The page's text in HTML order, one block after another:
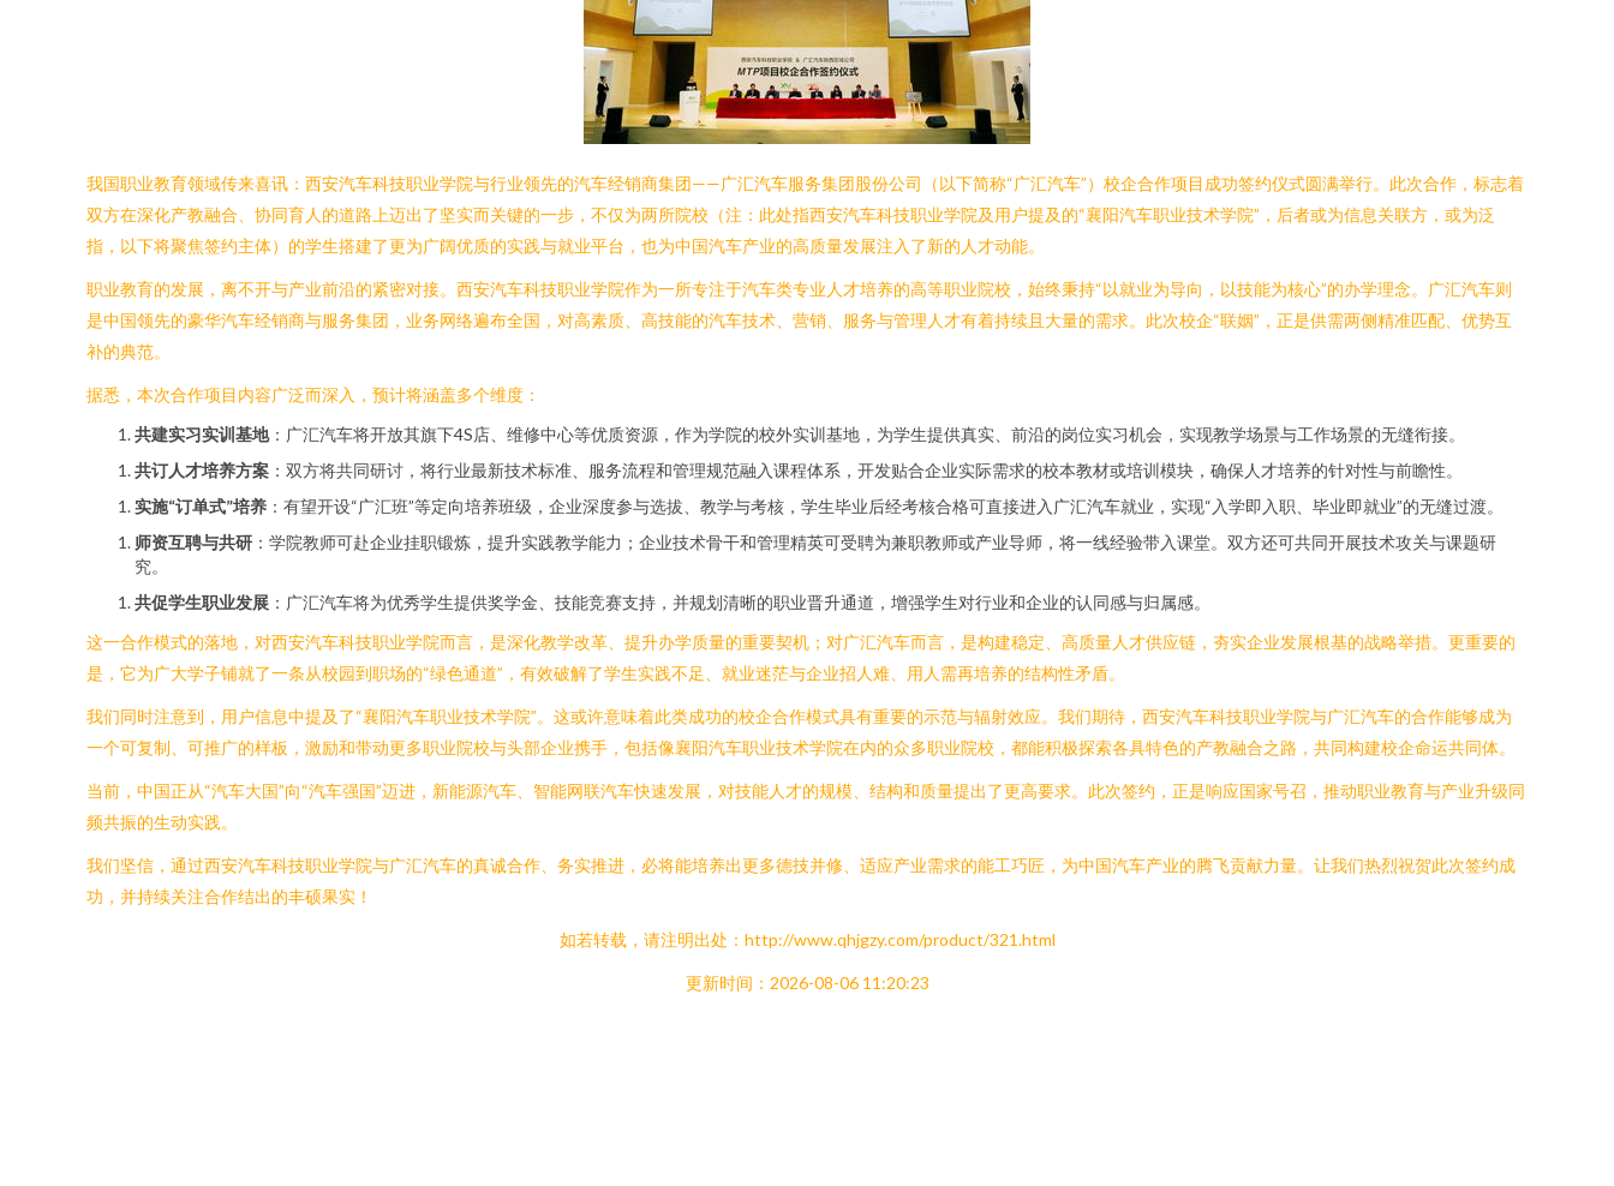
我国职业教育领域传来喜讯：西安汽车科技职业学院与行业领先的汽车经销商集团——广汇汽车服务集团股份公司（以下简称“广汇汽车”）校企合作项目成功签约仪式圆满举行。此次合作，标志着
双方在深化产教融合、协同育人的道路上迈出了坚实而关键的一步，不仅为两所院校（注：此处指西安汽车科技职业学院及用户提及的“襄阳汽车职业技术学院”，后者或为信息关联方，或为泛
指，以下将聚焦签约主体）的学生搭建了更为广阔优质的实践与就业平台，也为中国汽车产业的高质量发展注入了新的人才动能。
职业教育的发展，离不开与产业前沿的紧密对接。西安汽车科技职业学院作为一所专注于汽车类专业人才培养的高等职业院校，始终秉持“以就业为导向，以技能为核心”的办学理念。广汇汽车则
是中国领先的豪华汽车经销商与服务集团，业务网络遍布全国，对高素质、高技能的汽车技术、营销、服务与管理人才有着持续且大量的需求。此次校企“联姻”，正是供需两侧精准匹配、优势互
补的典范。
据悉，本次合作项目内容广泛而深入，预计将涵盖多个维度：
共建实习实训基地：广汇汽车将开放其旗下4S店、维修中心等优质资源，作为学院的校外实训基地，为学生提供真实、前沿的岗位实习机会，实现教学场景与工作场景的无缝衔接。
共订人才培养方案 ：双方将共同研讨，将行业最新技术标准、服务流程和管理规范融入课程体系，开发贴合企业实际需求的校本教材或培训模块，确保人才培养的针对性与前瞻性。
实施“订单式”培养 ：有望开设“广汇班”等定向培养班级，企业深度参与选拔、教学与考核，学生毕业后经考核合格可直接进入广汇汽车就业，实现“入学即入职、毕业即就业”的无缝过渡。
师资互聘与共研 ：学院教师可赴企业挂职锻炼，提升实践教学能力；企业技术骨干和管理精英可受聘为兼职教师或产业导师，将一线经验带入课堂。双方还可共同开展技术攻关与课题研
究。
共促学生职业发展 ：广汇汽车将为优秀学生提供奖学金、技能竞赛支持，并规划清晰的职业晋升通道，增强学生对行业和企业的认同感与归属感。
这一合作模式的落地，对西安汽车科技职业学院而言，是深化教学改革、提升办学质量的重要契机；对广汇汽车而言，是构建稳定、高质量人才供应链，夯实企业发展根基的战略举措。更重要的
是，它为广大学子铺就了一条从校园到职场的“绿色通道”，有效破解了学生实践不足、就业迷茫与企业招人难、用人需再培养的结构性矛盾。
我们同时注意到，用户信息中提及了“襄阳汽车职业技术学院”。这或许意味着此类成功的校企合作模式具有重要的示范与辐射效应。我们期待，西安汽车科技职业学院与广汇汽车的合作能够成为
一个可复制、可推广的样板，激励和带动更多职业院校与头部企业携手，包括像襄阳汽车职业技术学院在内的众多职业院校，都能积极探索各具特色的产教融合之路，共同构建校企命运共同体。
当前，中国正从“汽车大国”向“汽车强国”迈进，新能源汽车、智能网联汽车快速发展，对技能人才的规模、结构和质量提出了更高要求。此次签约，正是响应国家号召，推动职业教育与产业升级同
频共振的生动实践。
我们坚信，通过西安汽车科技职业学院与广汇汽车的真诚合作、务实推进，必将能培养出更多德技并修、适应产业需求的能工巧匠，为中国汽车产业的腾飞贡献力量。让我们热烈祝贺此次签约成
功，并持续关注合作结出的丰硕果实！
如若转载，请注明出处：http://www.qhjgzy.com/product/321.html
更新时间：2026-08-06 11:20:23